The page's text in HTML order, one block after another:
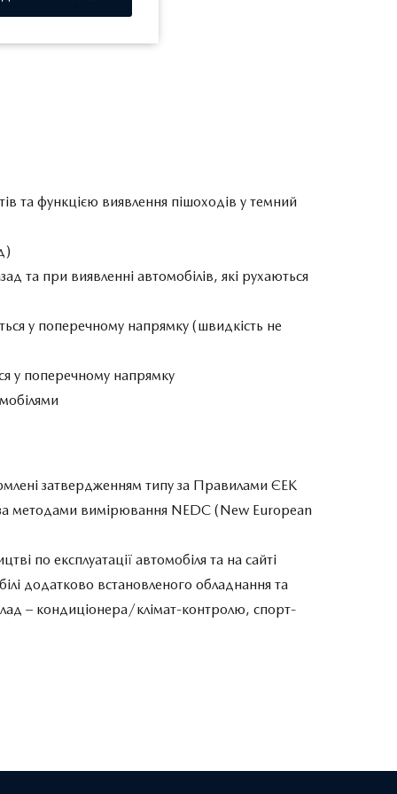
та функцією виявлення пішоходів у темний
та при виявленні автомобілів, які рухаються
у поперечному напрямку (швидкість не
у поперечному напрямку
затвердженням типу за Правилами ЄЕК
методами вимірювання NEDC (New European
по експлуатації автомобіля та на сайті
додатково встановленого обладнання та
– кондиціонера/клімат-контролю, спорт-